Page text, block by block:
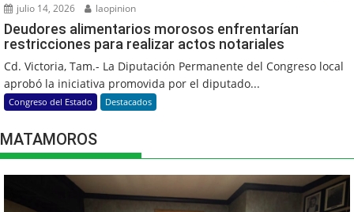
julio 14, 2026 laopinion
Deudores alimentarios morosos enfrentarían
restricciones para realizar actos notariales
Cd. Victoria, Tam.- La Diputación Permanente del Congreso local
aprobó la iniciativa promovida por el diputado...
Congreso del Estado Destacados
MATAMOROS